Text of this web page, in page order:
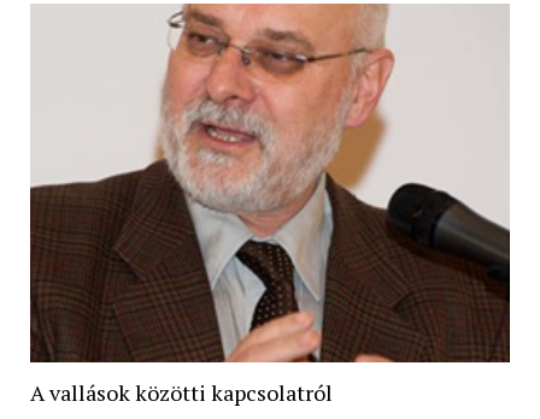
A vallások közötti kapcsolatról